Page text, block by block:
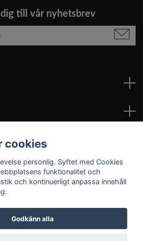
till vår nyhetsbrev
cookies
personlig. Syftet med Cookies
funktionalitet och
och kontinuerligt anpassa innehåll
Godkänn alla